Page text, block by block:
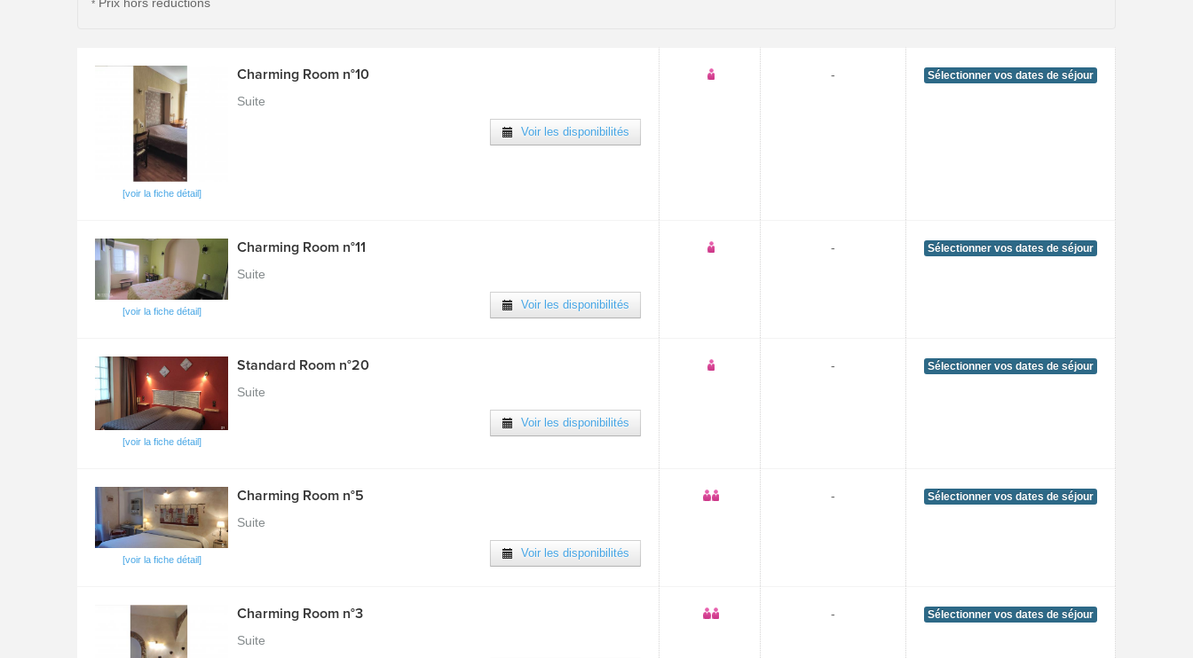
*
[voir la fiche détail]
Charming Room n°10
Suite
Voir les disponibilités
- Sélectionner vos dates de séjour
[voir la fiche détail]
Charming Room n°11
Suite
Voir les disponibilités
- Sélectionner vos dates de séjour
[voir la fiche détail]
Standard Room n°20
Suite
Voir les disponibilités
- Sélectionner vos dates de séjour
[voir la fiche détail]
Charming Room n°5
Suite
Voir les disponibilités
- Sélectionner vos dates de séjour
Charming Room n°3
Suite
- Sélectionner vos dates de séjour